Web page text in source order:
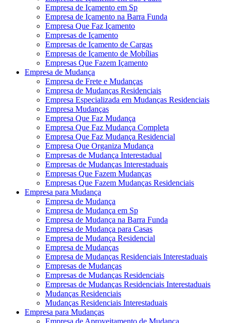
Empresa de Içamento em Sp
Empresa de Içamento na Barra Funda
Empresa Que Faz Içamento
Empresas de Içamento
Empresas de Içamento de Cargas
Empresas de Içamento de Mobílias
Empresas Que Fazem Içamento
Empresa de Mudança
Empresa de Frete e Mudanças
Empresa de Mudanças Residenciais
Empresa Especializada em Mudanças Residenciais
Empresa Mudanças
Empresa Que Faz Mudança
Empresa Que Faz Mudança Completa
Empresa Que Faz Mudança Residencial
Empresa Que Organiza Mudança
Empresas de Mudança Interestadual
Empresas de Mudanças Interestaduais
Empresas Que Fazem Mudanças
Empresas Que Fazem Mudanças Residenciais
Empresa para Mudança
Empresa de Mudança
Empresa de Mudança em Sp
Empresa de Mudança na Barra Funda
Empresa de Mudança para Casas
Empresa de Mudança Residencial
Empresa de Mudanças
Empresa de Mudanças Residenciais Interestaduais
Empresas de Mudanças
Empresas de Mudanças Residenciais
Empresas de Mudanças Residenciais Interestaduais
Mudanças Residenciais
Mudanças Residenciais Interestaduais
Empresa para Mudanças
Empresa de Aproveitamento de Mudança